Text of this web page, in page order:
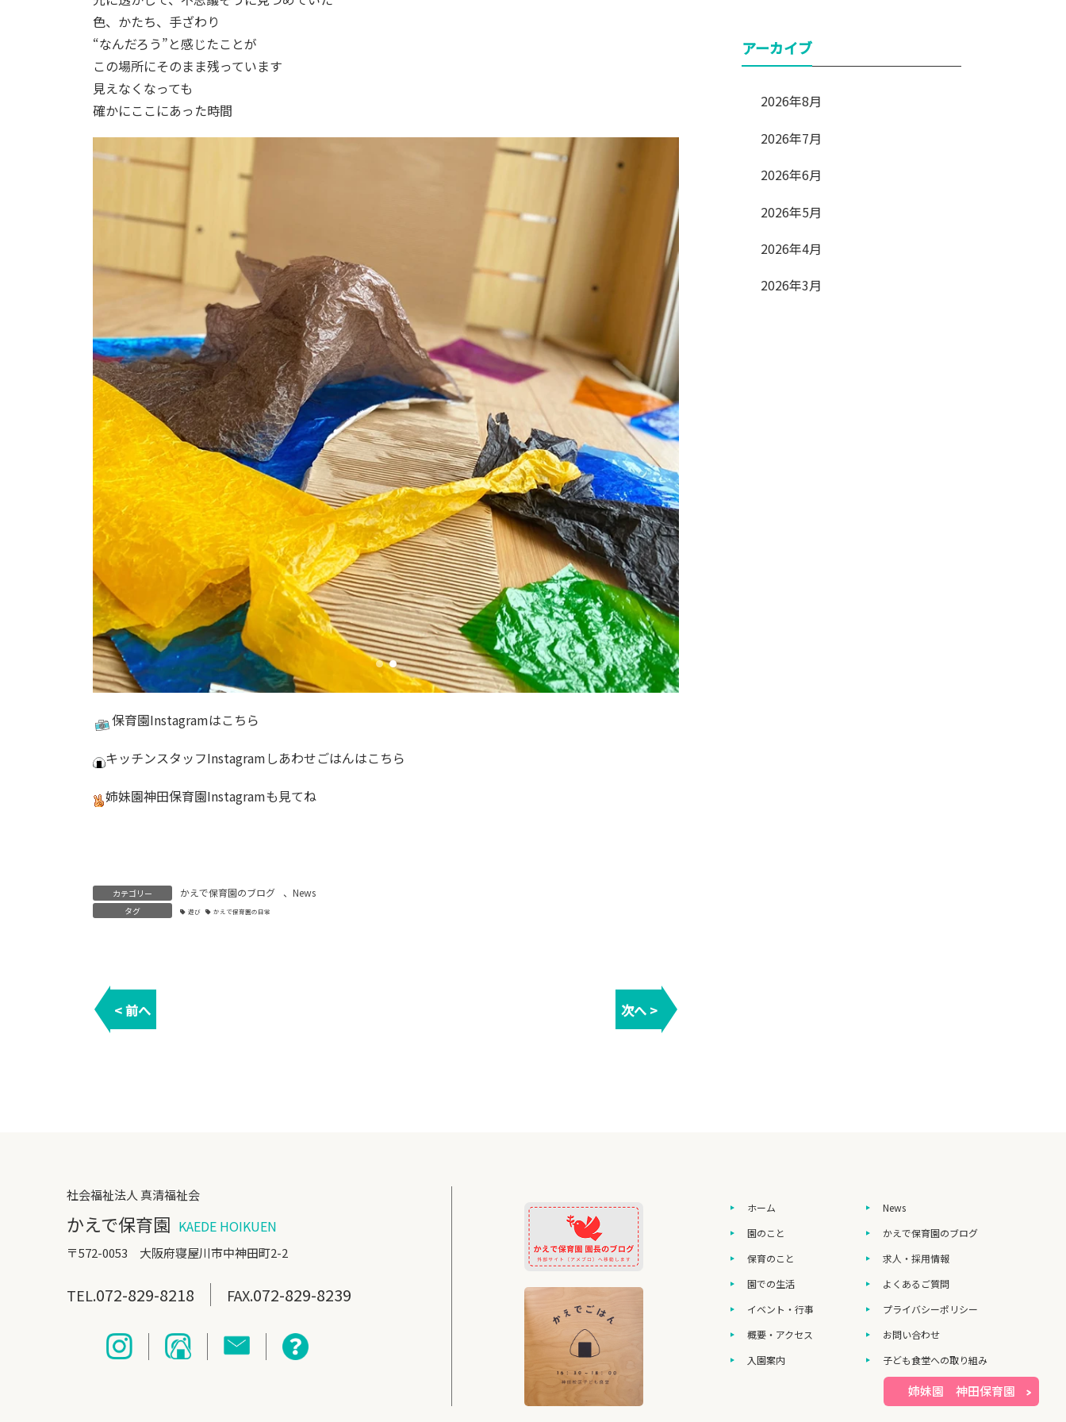
色、かたち、手ざわり
“なんだろう”と感じたことが
この場所にそのまま残っています
見えなくなっても
確かにここにあった時間
保育園Instagramはこちら
キッチンスタッフInstagramしあわせごはんはこちら
姉妹園神田保育園Instagramも見てね
カテゴリー かえで保育園のブログ 、 News
タグ 遊び かえで保育園の日常
< 前へ 次へ >
アーカイブ
2026年8月
2026年7月
2026年6月
2026年5月
2026年4月
2026年3月
社会福祉法人 真清福祉会
かえで保育園 KAEDE HOIKUEN
〒572-0053 大阪府寝屋川市中神田町2-2
TEL.072-829-8218 FAX.072-829-8239
ホーム
園のこと
保育のこと
園での生活
イベント・行事
概要・アクセス
入園案内
News
かえで保育園のブログ
求人・採用情報
よくあるご質問
プライバシーポリシー
お問い合わせ
子ども食堂への取り組み
姉妹園 神田保育園